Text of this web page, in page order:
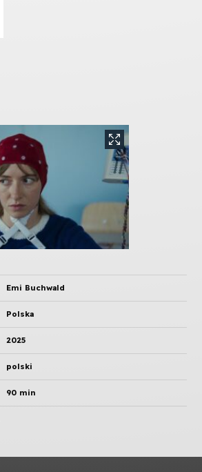
Emi Buchwald
Polska
2025
polski
90 min